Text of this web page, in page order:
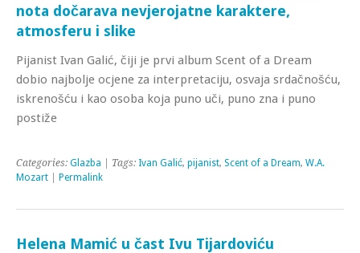
nota dočarava nevjerojatne karaktere,
atmosferu i slike
Pijanist Ivan Galić, čiji je prvi album Scent of a Dream
dobio najbolje ocjene za interpretaciju, osvaja srdačnošću,
iskrenošću i kao osoba koja puno uči, puno zna i puno
postiže
Categories: Glazba | Tags: Ivan Galić, pijanist, Scent of a Dream, W.A.
Mozart
Permalink
Helena Mamić u čast Ivu Tijardoviću